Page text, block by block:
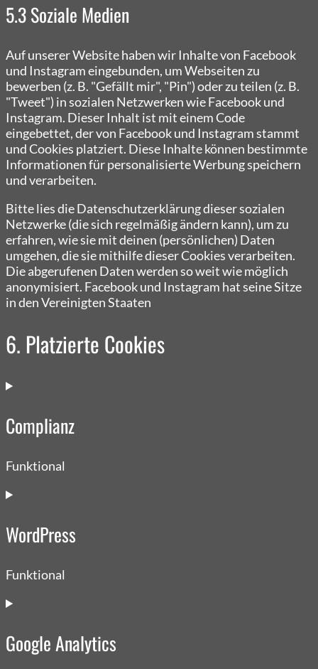
5.3 Soziale Medien
Auf unserer Website haben wir Inhalte von Facebook
und Instagram eingebunden, um Webseiten zu
bewerben (z. B. "Gefällt mir", "Pin") oder zu teilen (z. B.
"Tweet") in sozialen Netzwerken wie Facebook und
Instagram. Dieser Inhalt ist mit einem Code
eingebettet, der von Facebook und Instagram stammt
und Cookies platziert. Diese Inhalte können bestimmte
Informationen für personalisierte Werbung speichern
und verarbeiten.
Bitte lies die Datenschutzerklärung dieser sozialen
Netzwerke (die sich regelmäßig ändern kann), um zu
erfahren, wie sie mit deinen (persönlichen) Daten
umgehen, die sie mithilfe dieser Cookies verarbeiten.
Die abgerufenen Daten werden so weit wie möglich
anonymisiert. Facebook und Instagram hat seine Sitze
in den Vereinigten Staaten
6. Platzierte Cookies
Complianz
Funktional
Consent
service
WordPress
Funktional
Consent
service
wordpress
Google Analytics